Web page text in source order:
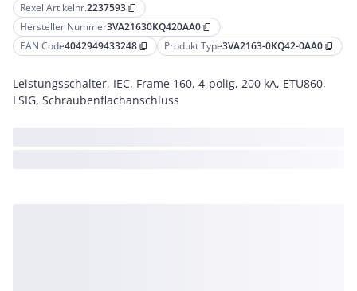
Rexel Artikelnr.2237593 content_copy
Hersteller Nummer3VA21630KQ420AA0 content_copy
EAN Code4042949433248 content_copy Produkt Type3VA2163-0KQ42-0AA0 content_copy
Leistungsschalter, IEC, Frame 160, 4-polig, 200 kA, ETU860,
LSIG, Schraubenflachanschluss